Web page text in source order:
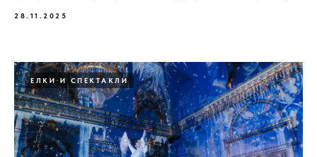
28.11.2025
ЕЛКИ И СПЕКТАКЛИ